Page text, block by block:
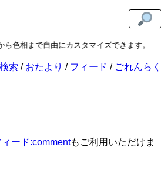
色相まで自由にカスタマイズできます。
検索 おたより フィード ごれんらく
ィード:commentもご利用いただけま